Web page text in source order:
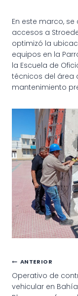
En este marco,
accesos a
optimizó la
equipos en la
la Escuela de
técnicos del área
mantenimiento
de
ANTERIOR
Operativo de
vehicular en